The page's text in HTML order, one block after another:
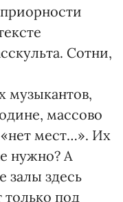
Сотни,
музыкантов,
массово
мест…». Их
нужно? А
залы здесь
под